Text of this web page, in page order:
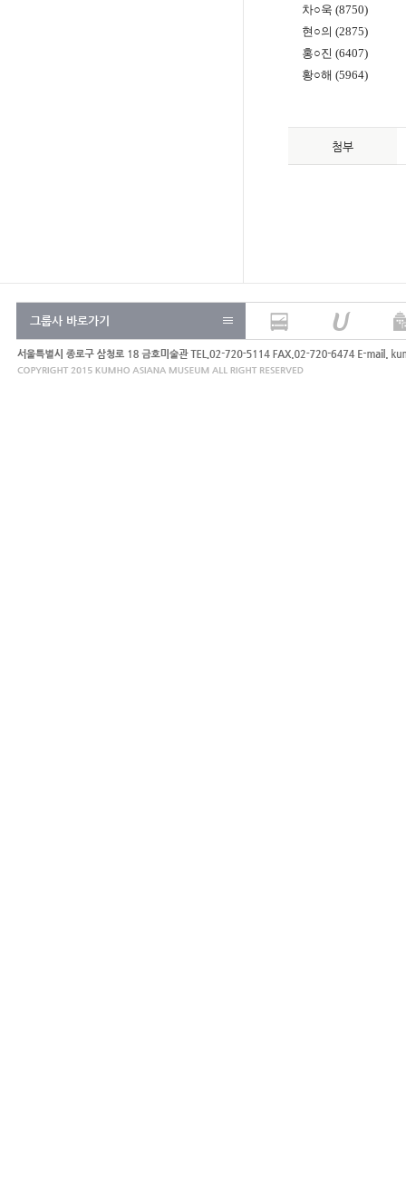
차○욱 (8750)
현○의 (2875)
홍○진 (6407)
황○해 (5964)
첨부
그룹사 바로가기